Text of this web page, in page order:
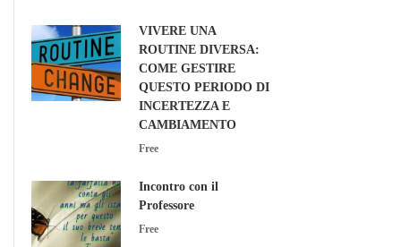
VIVERE UNA
ROUTINE DIVERSA:
COME GESTIRE
QUESTO PERIODO DI
INCERTEZZA E
CAMBIAMENTO
Free
Incontro con il
Professore
Free